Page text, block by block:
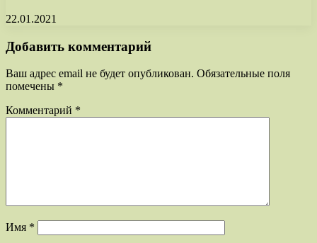
22.01.2021
Добавить комментарий
Ваш адрес email не будет опубликован. Обязательные поля
помечены *
Комментарий *
Имя *